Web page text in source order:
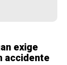
exige
accidente